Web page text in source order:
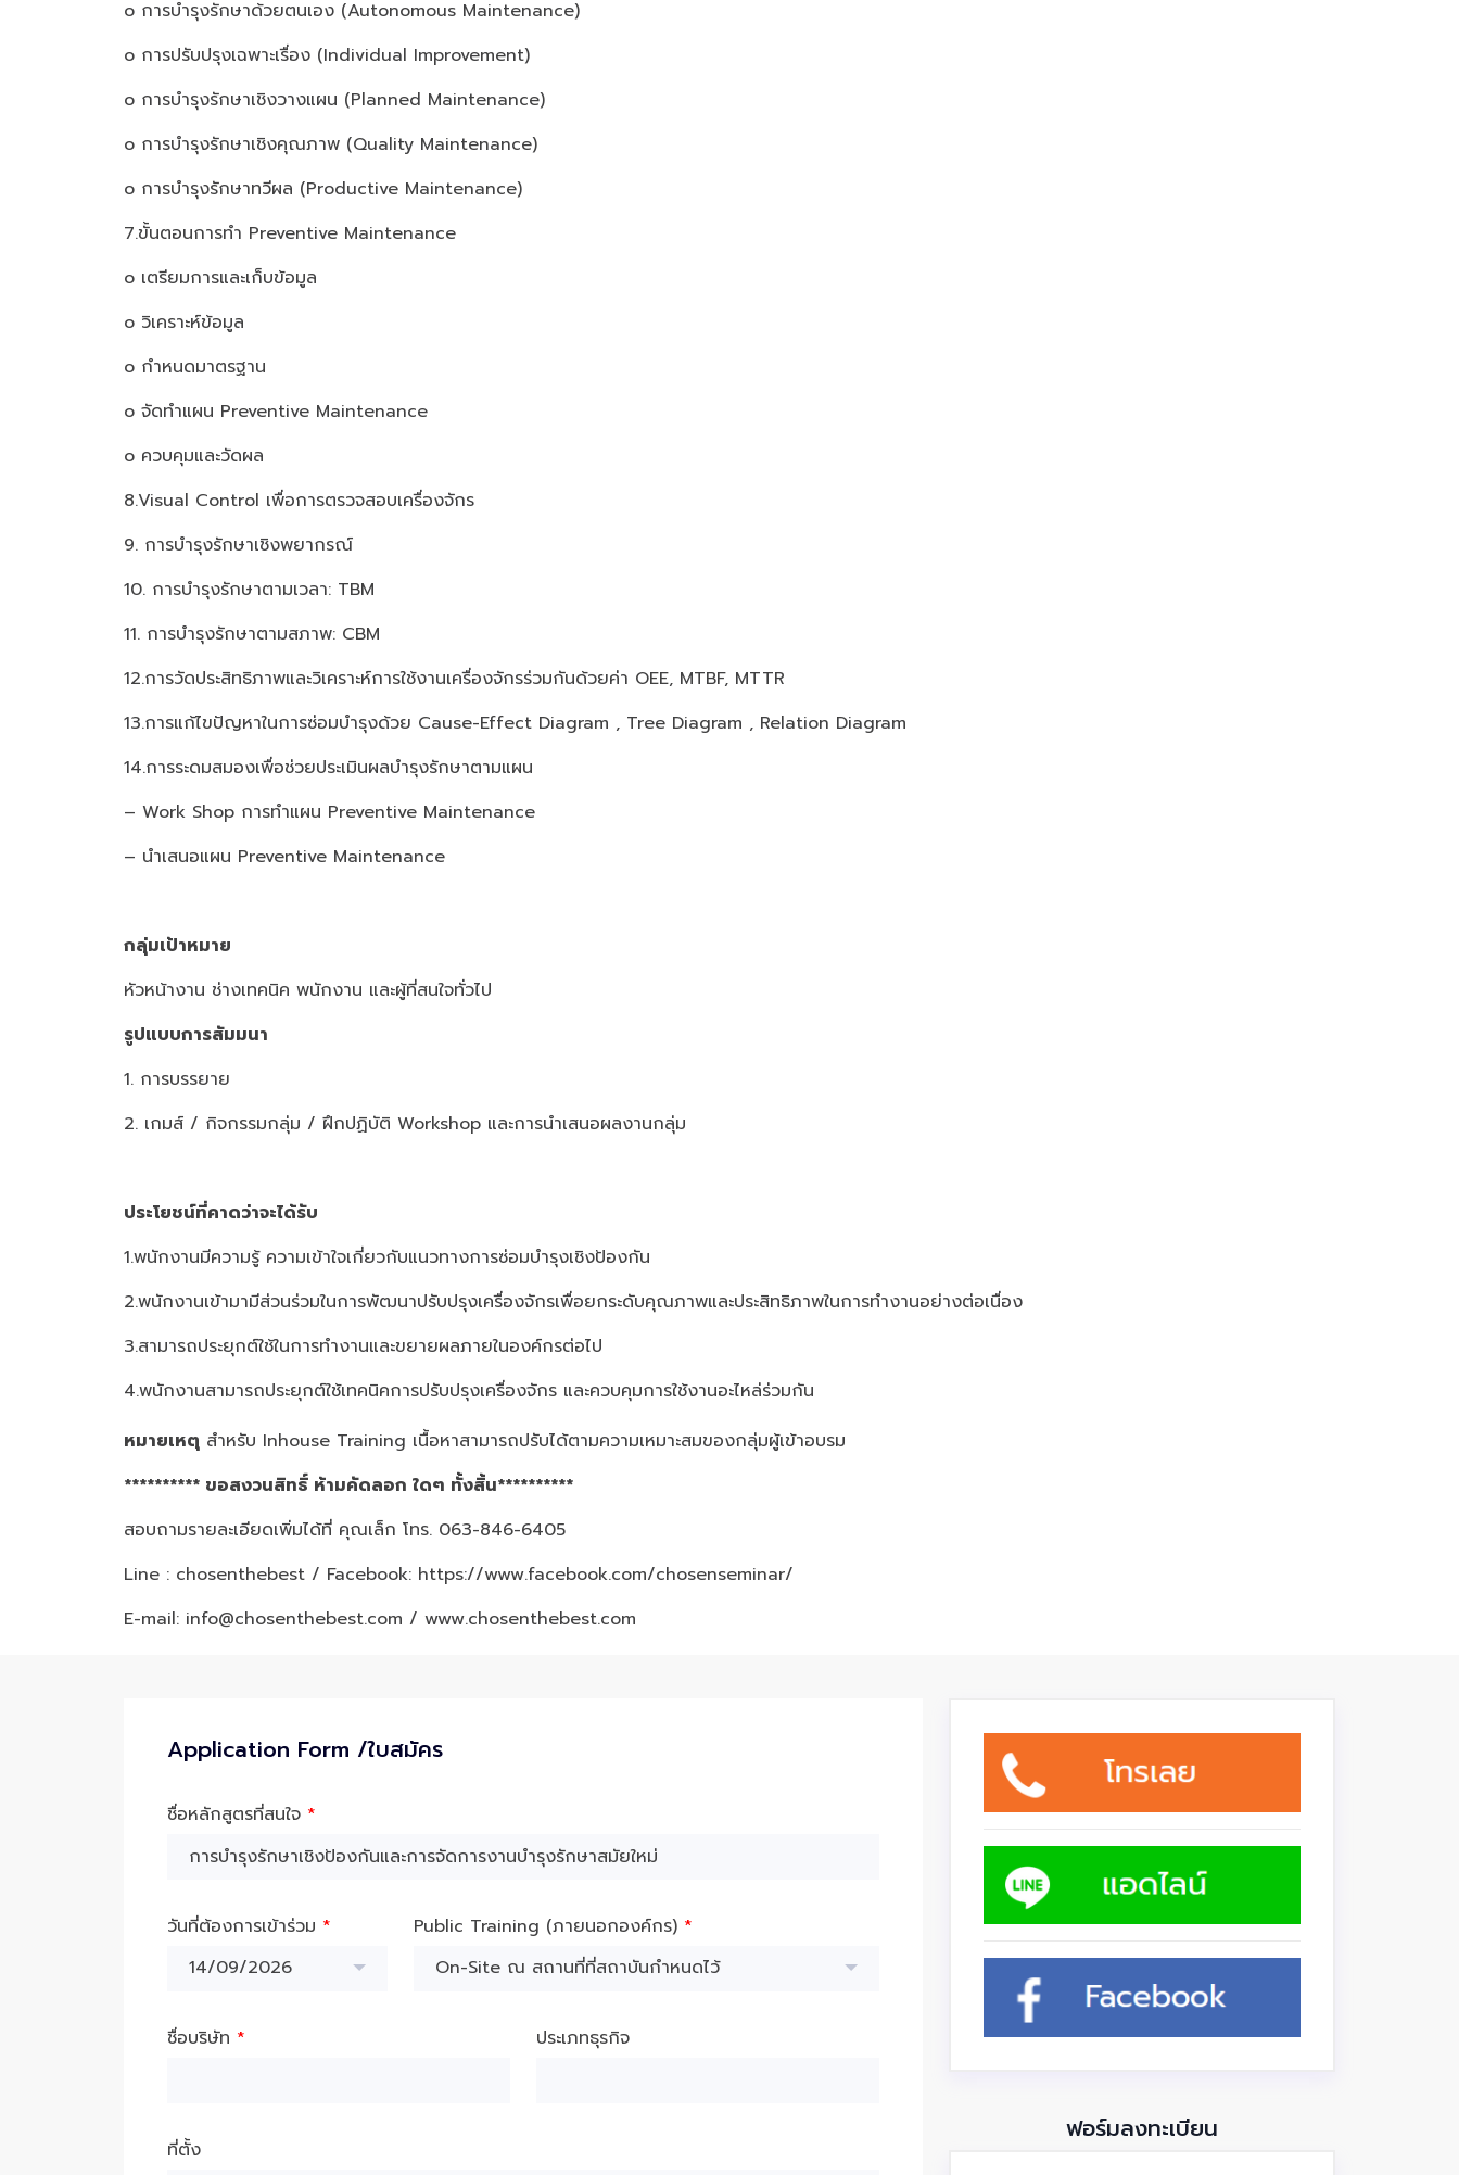
o การบำรุงรักษาด้วยตนเอง (Autonomous Maintenance)
o การปรับปรุงเฉพาะเรื่อง (Individual Improvement)
o การบำรุงรักษาเชิงวางแผน (Planned Maintenance)
o การบำรุงรักษาเชิงคุณภาพ (Quality Maintenance)
o การบำรุงรักษาทวีผล (Productive Maintenance)
7.ขั้นตอนการทำ Preventive Maintenance
o เตรียมการและเก็บข้อมูล
o วิเคราะห์ข้อมูล
o กำหนดมาตรฐาน
o จัดทำแผน Preventive Maintenance
o ควบคุมและวัดผล
8.Visual Control เพื่อการตรวจสอบเครื่องจักร
9. การบำรุงรักษาเชิงพยากรณ์
10. การบำรุงรักษาตามเวลา: TBM
11. การบำรุงรักษาตามสภาพ: CBM
12.การวัดประสิทธิภาพและวิเคราะห์การใช้งานเครื่องจักรร่วมกันด้วยค่า OEE, MTBF, MTTR
13.การแก้ไขปัญหาในการซ่อมบำรุงด้วย Cause-Effect Diagram , Tree Diagram , Relation Diagram
14.การระดมสมองเพื่อช่วยประเมินผลบำรุงรักษาตามแผน
– Work Shop การทำแผน Preventive Maintenance
– นำเสนอแผน Preventive Maintenance
กลุ่มเป้าหมาย
หัวหน้างาน ช่างเทคนิค พนักงาน และผู้ที่สนใจทั่วไป
รูปแบบการสัมมนา
1. การบรรยาย
2. เกมส์ / กิจกรรมกลุ่ม / ฝึกปฏิบัติ Workshop และการนำเสนอผลงานกลุ่ม
ประโยชน์ที่คาดว่าจะได้รับ
1.พนักงานมีความรู้ ความเข้าใจเกี่ยวกับแนวทางการซ่อมบำรุงเชิงป้องกัน
2.พนักงานเข้ามามีส่วนร่วมในการพัฒนาปรับปรุงเครื่องจักรเพื่อยกระดับคุณภาพและประสิทธิภาพในการทำงานอย่างต่อเนื่อง
3.สามารถประยุกต์ใช้ในการทำงานและขยายผลภายในองค์กรต่อไป
4.พนักงานสามารถประยุกต์ใช้เทคนิคการปรับปรุงเครื่องจักร และควบคุมการใช้งานอะไหล่ร่วมกัน
หมายเหตุ สำหรับ Inhouse Training เนื้อหาสามารถปรับได้ตามความเหมาะสมของกลุ่มผู้เข้าอบรม
********** ขอสงวนสิทธิ์ ห้ามคัดลอก ใดๆ ทั้งสิ้น**********
สอบถามรายละเอียดเพิ่มได้ที่ คุณเล็ก โทร. 063-846-6405
Line : chosenthebest / Facebook: https://www.facebook.com/chosenseminar/
E-mail: info@chosenthebest.com / www.chosenthebest.com
Application Form /ใบสมัคร
ชื่อหลักสูตรที่สนใจ *
วันที่ต้องการเข้าร่วม *
14/09/2026
Public Training (ภายนอกองค์กร) *
On-Site ณ สถานที่ที่สถาบันกำหนดไว้
ชื่อบริษัท * ประเภทธุรกิจ
ที่ตั้ง
ฟอร์มลงทะเบียน